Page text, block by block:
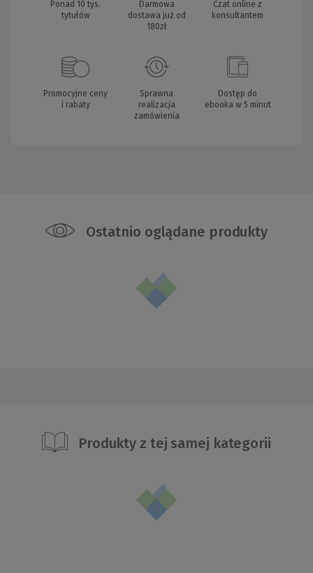
Ponad 10 tys.
tytułów
Darmowa
dostawa już od
180zł
Czat online z
konsultantem
Promocyjne ceny
i rabaty
Sprawna
realizacja
zamówienia
Dostęp do
ebooka w 5 minut
Ostatnio oglądane produkty
Produkty z tej samej kategorii